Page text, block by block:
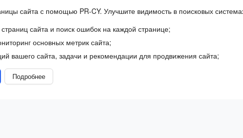
сайта с помощью PR-CY. Улучшите видимость в поисковых
сайта и поиск ошибок на каждой странице;
основных метрик сайта;
вашего сайта, задачи и рекомендации для продвижения сайта;
Подробнее